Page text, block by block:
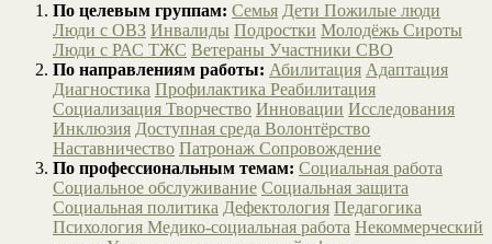
По целевым группам: Семья Дети Пожилые люди
Люди с ОВЗ Инвалиды Подростки Молодёжь Сироты
Люди с РАС ТЖС Ветераны Участники СВО
По направлениям работы: Абилитация Адаптация
Диагностика Профилактика Реабилитация
Социализация Творчество Инновации Исследования
Инклюзия Доступная среда Волонтёрство
Наставничество Патронаж Сопровождение
По профессиональным темам: Социальная работа
Социальное обслуживание Социальная защита
Социальная политика Дефектология Педагогика
Психология Медико-социальная работа Некоммерческий